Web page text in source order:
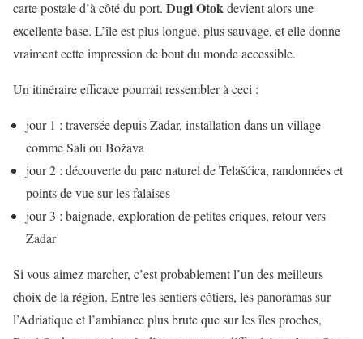
carte postale d’à côté du port. Dugi Otokdevient alors une
excellente base. L’île est plus longue, plus sauvage, et elle donne
vraiment cette impression de bout du monde accessible.
Un itinéraire efficace pourrait ressembler à ceci :
jour 1 : traversée depuis Zadar, installation dans un village
comme Sali ou Božava
jour 2 : découverte du parc naturel de Telašćica, randonnées et
points de vue sur les falaises
jour 3 : baignade, exploration de petites criques, retour vers
Zadar
Si vous aimez marcher, c’est probablement l’un des meilleurs
choix de la région. Entre les sentiers côtiers, les panoramas sur
l’Adriatique et l’ambiance plus brute que sur les îles proches,